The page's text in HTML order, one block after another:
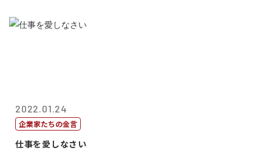
2022.01.24
企業家たちの金言
仕事を愛しなさい